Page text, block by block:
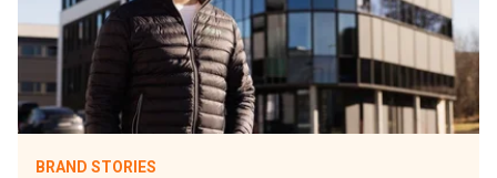
BRAND STORIES